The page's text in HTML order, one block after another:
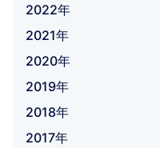
2022年
2021年
2020年
2019年
2018年
2017年